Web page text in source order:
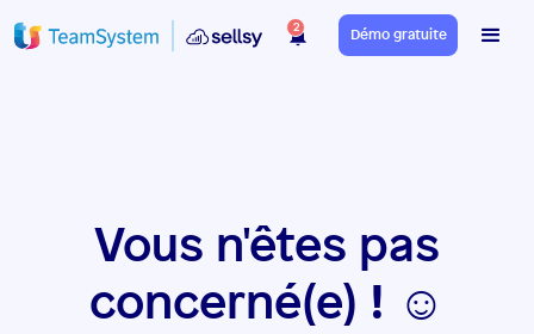
2 Démo gratuite
Vous n'êtes pas
concerné(e) ! ☺️